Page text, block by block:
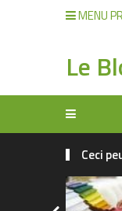
MENU
Le
Ceci